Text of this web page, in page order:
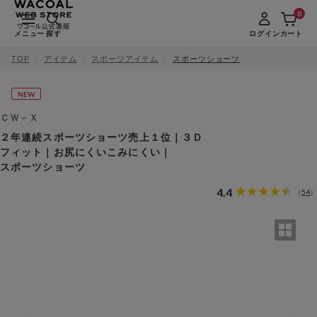
メニュー 探す ログインカート
0
TOP アイテム スポーツアイテム スポーツショーツ
NEW
ＣＷ－Ｘ
２年連続スポーツショーツ売上１位｜３Ｄ
フィット｜お尻にくいこみにくい｜
スポーツショーツ
4.4 （ 54）